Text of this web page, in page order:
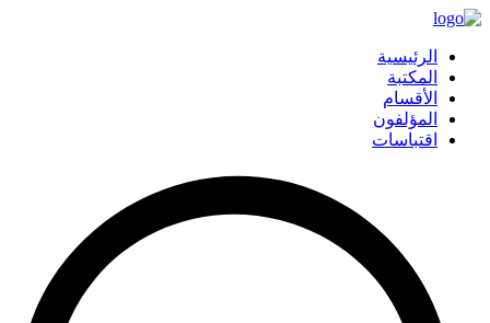
الرئيسية
المكتبة
الأقسام
المؤلفون
اقتباسات